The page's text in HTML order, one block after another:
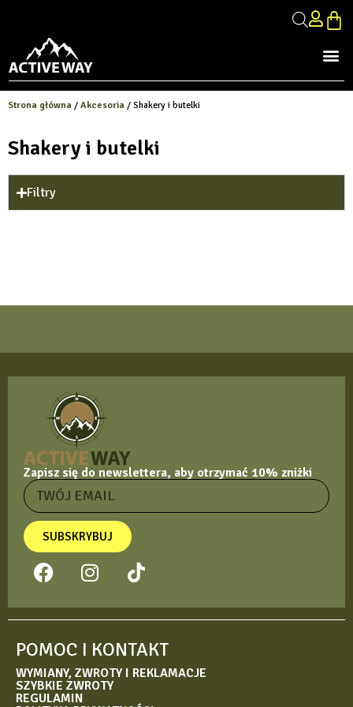
Strona główna / Akcesoria / Shakery i butelki
Shakery i butelki
Filtry
Zapisz się do newslettera, aby otrzymać 10% zniżki
SUBSKRYBUJ
POMOC I KONTAKT
WYMIANY, ZWROTY I REKLAMACJE
SZYBKIE ZWROTY
REGULAMIN